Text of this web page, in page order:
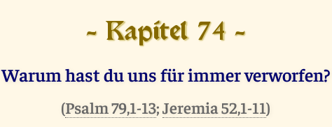
- Kapitel 74 -
Warum hast du uns für immer verworfen?
(Psalm 79,1-13;Jeremia 52,1-11)